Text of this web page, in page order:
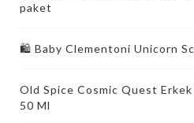
paket
🛍 Baby Clementoni Unicorn
Old Spice Cosmic Quest
50 Ml